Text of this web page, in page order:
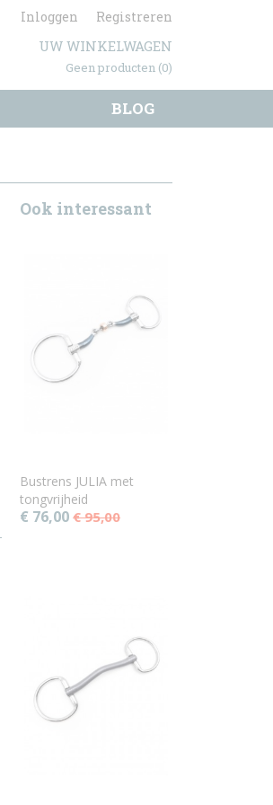
Inloggen Registreren
UW WINKELWAGEN
Geen producten (0)
BLOG
Ook interessant
Bustrens JULIA met
tongvrijheid
€ 76,00 € 95,00